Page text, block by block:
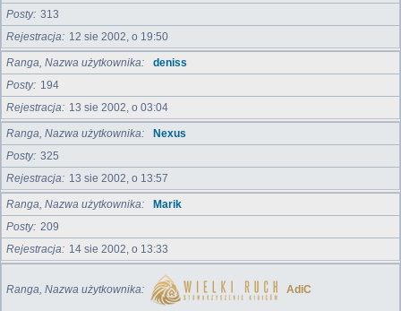
Posty 313
Rejestracja
12 sie 2002, o 19:50
Ranga, Nazwa użytkownika
deniss
Posty
194
Rejestracja
13 sie 2002, o 03:04
Ranga, Nazwa użytkownika
Nexus
Posty 325
Rejestracja
13 sie 2002, o 13:57
Ranga, Nazwa użytkownika
Marik
Posty 209
Rejestracja
14 sie 2002, o 13:33
Ranga, Nazwa użytkownika AdiC